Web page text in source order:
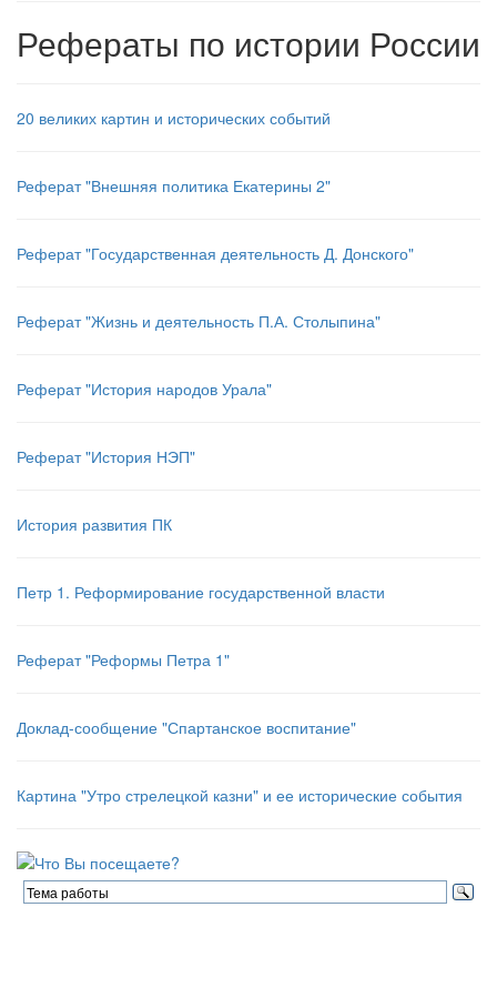
Рефераты по истории России
20 великих картин и исторических событий
Реферат "Внешняя политика Екатерины 2"
Реферат "Государственная деятельность Д. Донского"
Реферат "Жизнь и деятельность П.А. Столыпина"
Реферат "История народов Урала"
Реферат "История НЭП"
История развития ПК
Петр 1. Реформирование государственной власти
Реферат "Реформы Петра 1"
Доклад-сообщение "Спартанское воспитание"
Картина "Утро стрелецкой казни" и ее исторические события